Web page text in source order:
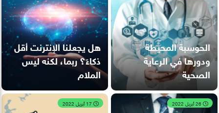
الحوسبة المحيطة
ودورها في الرعاية
الصحية
هل يجعلنا الإنترنت أقل
ذكاءً؟ ربما، لكنه ليس
الملام